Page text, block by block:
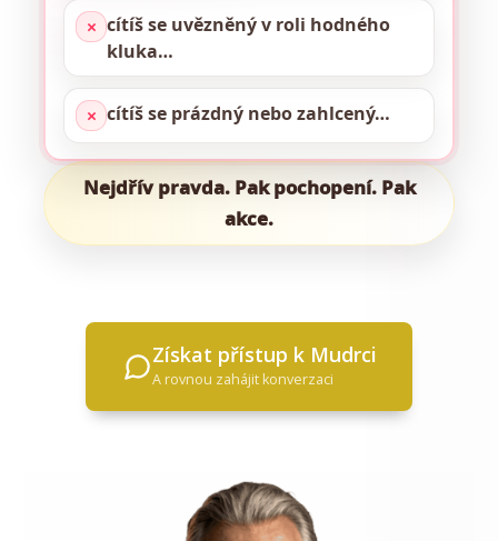
✕
cítíš se uvězněný v roli hodného
kluka…
✕ cítíš se prázdný nebo zahlcený…
Nejdřív pravda. Pak pochopení. Pak
akce.
Získat přístup k Mudrci
A rovnou zahájit konverzaci